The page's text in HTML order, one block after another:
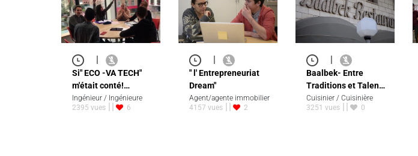
Si" ECO -VA TECH"
m'était conté!…
Ingénieur / Ingénieure
2395 vues
6
" l' Entrepreneuriat
Dream"
Agent/agente immobilier
4157 vues
2
Baalbek- Entre
Traditions et Talen…
Cuisinier / Cuisinière
3251 vues
0